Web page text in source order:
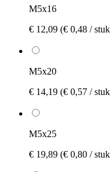
M5x16
€ 12,09 (€ 0,48 /
M5x20
€ 14,19 (€ 0,57 /
M5x25
€ 19,89 (€ 0,80 /